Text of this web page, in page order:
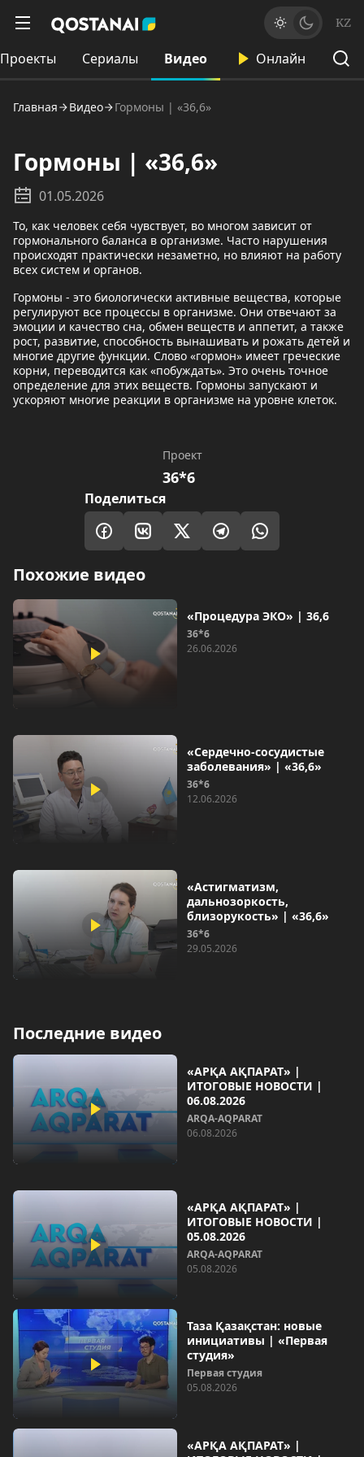
KZ
Проекты Сериалы Видео Онлайн
Главная Видео Гормоны | «36,6»
Гормоны | «36,6»
01.05.2026
То, как человек себя чувствует, во многом зависит от
гормонального баланса в организме. Часто нарушения
происходят практически незаметно, но влияют на работу
всех систем и органов.
Гормоны - это биологически активные вещества, которые
регулируют все процессы в организме. Они отвечают за
эмоции и качество сна, обмен веществ и аппетит, а также
рост, развитие, способность вынашивать и рожать детей и
многие другие функции. Слово «гормон» имеет греческие
корни, переводится как «побуждать». Это очень точное
определение для этих веществ. Гормоны запускают и
ускоряют многие реакции в организме на уровне клеток.
Проект
36*6
Поделиться
Похожие видео
«Процедура ЭКО» | 36,6
36*6
26.06.2026
«Сердечно-сосудистые
заболевания» | «36,6»
36*6
12.06.2026
«Астигматизм,
дальнозоркость,
близорукость» | «36,6»
36*6
29.05.2026
Последние видео
«АРҚА АҚПАРАТ» |
ИТОГОВЫЕ НОВОСТИ |
06.08.2026
ARQA-AQPARAT
06.08.2026
«АРҚА АҚПАРАТ» |
ИТОГОВЫЕ НОВОСТИ |
05.08.2026
ARQA-AQPARAT
05.08.2026
Таза Қазақстан: новые
инициативы | «Первая
студия»
Первая студия
05.08.2026
«АРҚА АҚПАРАТ» |